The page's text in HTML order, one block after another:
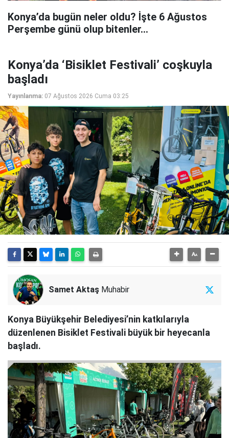
Konya’da bugün neler oldu? İşte 6 Ağustos
Perşembe günü olup bitenler…
Konya’da ‘Bisiklet Festivali’ coşkuyla
başladı
Yayınlanma: 07 Ağustos 2026 Cuma 03:25
Samet Aktaş Muhabir
Konya Büyükşehir Belediyesi’nin katkılarıyla
düzenlenen Bisiklet Festivali büyük bir heyecanla
başladı.